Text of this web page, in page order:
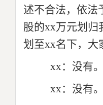
述不合法，依法
股的xx万元划归
划至xx名下，大
xx：没有。
xx：没有。